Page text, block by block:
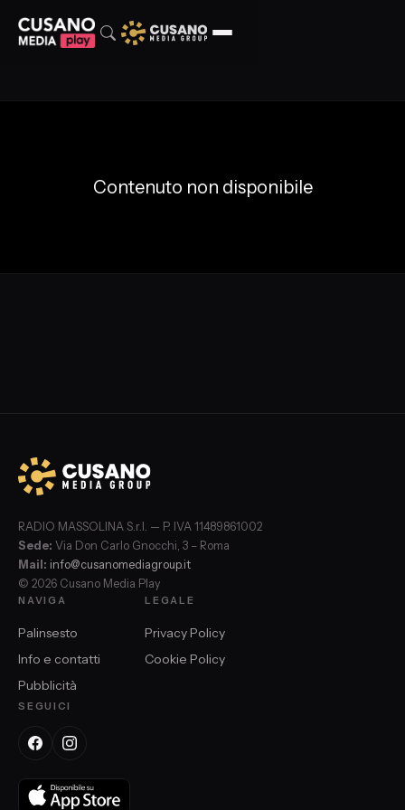
Contenuto non disponibile
RADIO MASSOLINA S.r.l. — P. IVA 11489861002
Sede: Via Don Carlo Gnocchi, 3 – Roma
Mail: info@cusanomediagroup.it
© 2026 Cusano Media Play
NAVIGA
Palinsesto
Info e contatti
Pubblicità
LEGALE
Privacy Policy
Cookie Policy
SEGUICI